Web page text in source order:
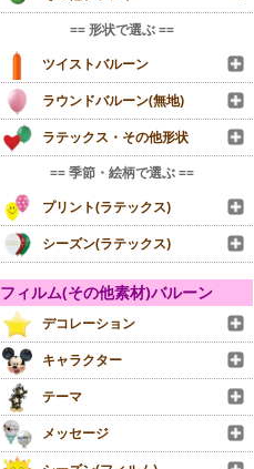
== 形状で選ぶ ==
ツイストバルーン
ラウンドバルーン(無地)
ラテックス・その他形状
== 季節・絵柄で選ぶ ==
プリント(ラテックス)
シーズン(ラテックス)
フィルム(その他素材)バルーン
デコレーション
キャラクター
テーマ
メッセージ